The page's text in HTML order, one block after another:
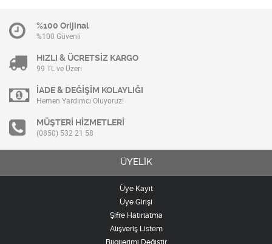
%100 Orijinal
%100 Güvenli
HIZLI & ÜCRETSİZ KARGO
99 TL ve Üzeri
İADE & DEĞİŞİM KOLAYLIĞI
Hemen Yardımcı Oluyoruz!
MÜŞTERİ HİZMETLERİ
(0850) 532 21 58
ÜYELİK
Üye Kayıt
Üye Girişi
Şifre Hatırlatma
Alışveriş Listem
Bilgilerimi Değiştir